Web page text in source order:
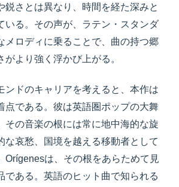
鋭さとは異なり、時間を経た深みと
いる。その声が、ラテン・スタンダ
メロディに乗ることで、曲の持つ郷
がより強く浮かび上がる。
ンドのキャリアを考えると、本作は
点である。彼は英語圏ポップの大舞
その音楽の根には常に地中海的な旋
な哀愁、国境を越える移動者として
Orígenesは、その根をあらためて見
である。英語のヒット曲で知られる